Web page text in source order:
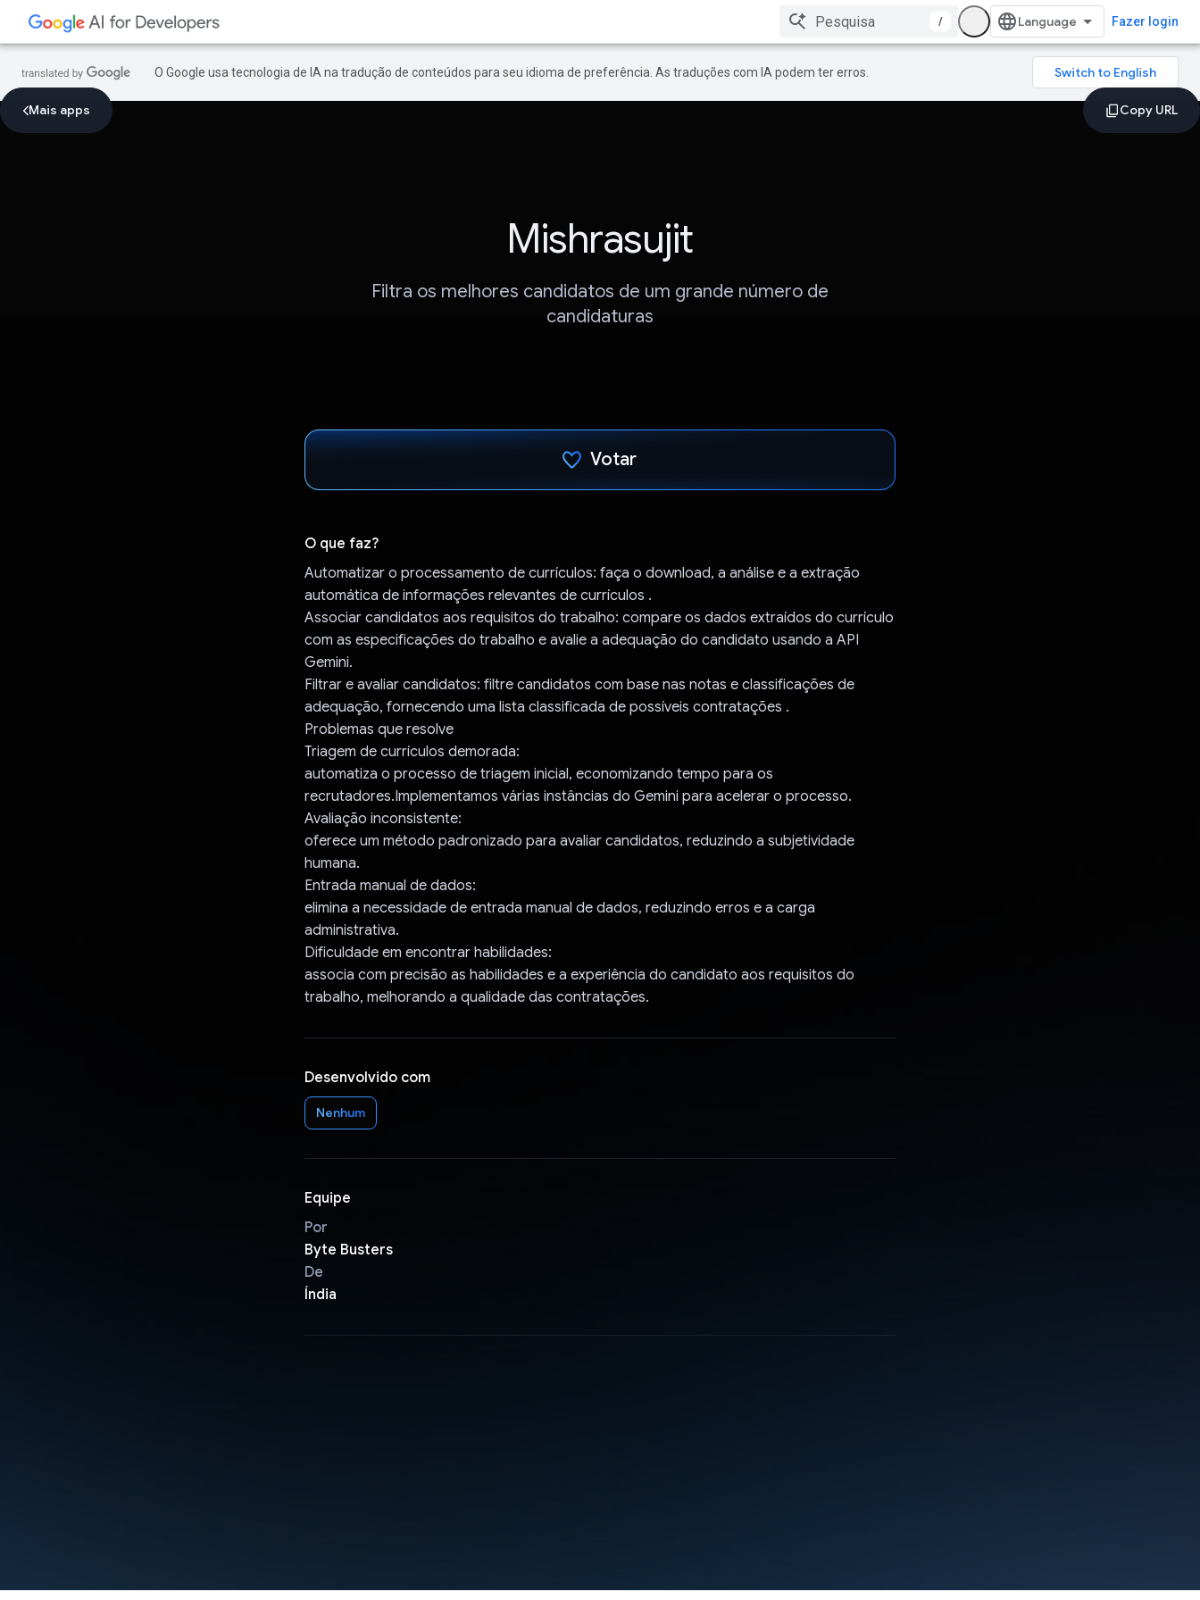
/ Fazer login
O Google usa tecnologia de IA na tradução de conteúdos para seu idioma de preferência. As traduções com IA podem ter erros.
Mais apps
Mishrasujit
Filtra os melhores candidatos de um grande número de
candidaturas
Votar
O que faz?
Automatizar o processamento de currículos: faça o download, a análise e a extração
automática de informações relevantes de currículos .
Associar candidatos aos requisitos do trabalho: compare os dados extraídos do currículo
com as especificações do trabalho e avalie a adequação do candidato usando a API
Gemini.
Filtrar e avaliar candidatos: filtre candidatos com base nas notas e classificações de
adequação, fornecendo uma lista classificada de possíveis contratações .
Problemas que resolve
Triagem de currículos demorada:
automatiza o processo de triagem inicial, economizando tempo para os
recrutadores.Implementamos várias instâncias do Gemini para acelerar o processo.
Avaliação inconsistente:
oferece um método padronizado para avaliar candidatos, reduzindo a subjetividade
humana.
Entrada manual de dados:
elimina a necessidade de entrada manual de dados, reduzindo erros e a carga
administrativa.
Dificuldade em encontrar habilidades:
associa com precisão as habilidades e a experiência do candidato aos requisitos do
trabalho, melhorando a qualidade das contratações.
Desenvolvido com
Nenhum
Equipe
Por
Byte Busters
De
Índia